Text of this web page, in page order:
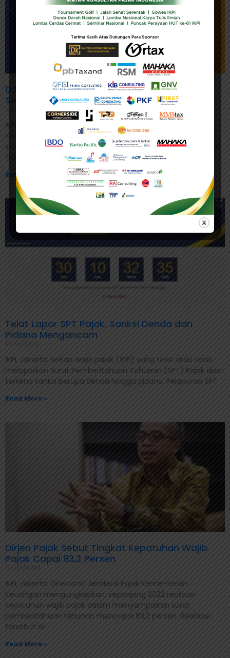
DJP Imbau Wajib Pajak Lakukan Validasi NIK
Sebelum Lapor SPT Tahunan
12/01/2023
IKPI, Jakarta: Direktorat Jenderal Pajak (DJP) Kementerian
Keuangan mulai 1 Januari 2024 akan menggunakan Nomor
Induk Kependudukan (NIK) sebagai Nomor Pokok Wajib Pajak
(NPWP) dalam
Read More »
Telat Lapor SPT Pajak, Sanksi Denda dan
Pidana Mengancam
10/01/2023
IKPI, Jakarta: Setiap wajib pajak (WP) yang telat atau tidak
melaporkan Surat Pemberitahuan Tahunan (SPT) Pajak akan
terkena sanksi berupa denda hingga pidana. Pelaporan SPT
Read More »
Dirjen Pajak Sebut Tingkat Kepatuhan Wajib
Pajak Capai 83,2 Persen
04/01/2023
IKPI, Jakarta: Direktorat Jenderal Pajak Kementerian
Keuangan mengungkapkan, sepanjang 2022 realisasi
kepatuhan wajib pajak dalam menyampaikan surat
pemberitahuan tahunan mencapai 83,2 persen. Realisasi
tersebut di
Read More »